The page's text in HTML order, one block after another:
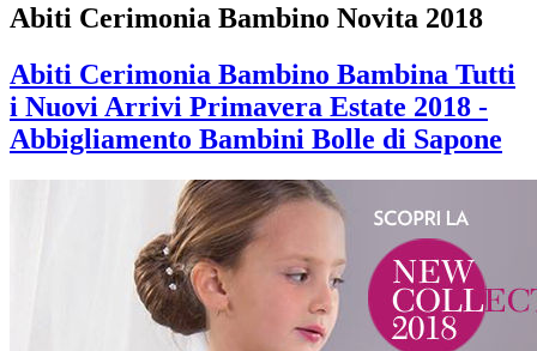
Abiti Cerimonia Bambino Novita 2018
Abiti Cerimonia Bambino Bambina Tutti
i Nuovi Arrivi Primavera Estate 2018 -
Abbigliamento Bambini Bolle di Sapone